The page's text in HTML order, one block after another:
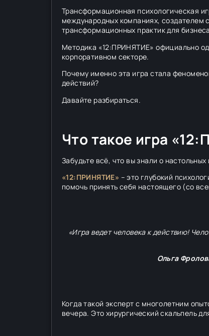
Трансформационная психологическая
международных компаниях, создателем
трансформационных практик для
Методика «12:ПРИНЯТИЕ» официально
корпоративном секторе.
Почему именно эта игра стала
действий?
Давайте разбираться.
Что такое игра
Забудьте всё, что вы знали о
«12:ПРИНЯТИЕ» – это глубокий
помочь принять себя настоящего (со
«Игра ведет человека к действию!
Ольга
Когда такой эксперт с многолетним
вечера. Это хирургический скальпель